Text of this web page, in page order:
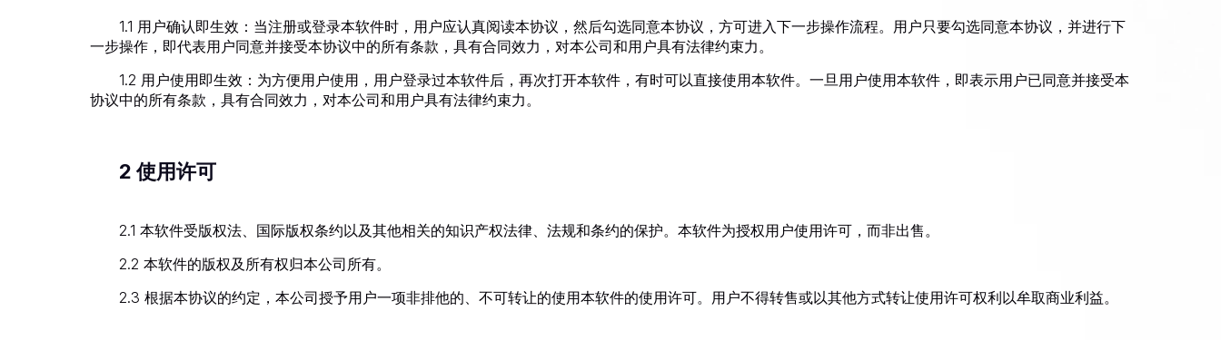
1.1 用户确认即生效：当注册或登录本软件时，用户应认真阅读本协议，然后勾选同意本协议，方可进入下一步操作流程。用户只要勾选同意本协议，并进行下
一步操作，即代表用户同意并接受本协议中的所有条款，具有合同效力，对本公司和用户具有法律约束力。
1.2 用户使用即生效：为方便用户使用，用户登录过本软件后，再次打开本软件，有时可以直接使用本软件。一旦用户使用本软件，即表示用户已同意并接受本
协议中的所有条款，具有合同效力，对本公司和用户具有法律约束力。
2 使用许可
2.1 本软件受版权法、国际版权条约以及其他相关的知识产权法律、法规和条约的保护。本软件为授权用户使用许可，而非出售。
2.2 本软件的版权及所有权归本公司所有。
2.3 根据本协议的约定，本公司授予用户一项非排他的、不可转让的使用本软件的使用许可。用户不得转售或以其他方式转让使用许可权利以牟取商业利益。